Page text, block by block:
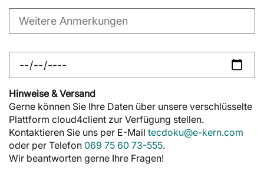
Hinweise & Versand
Gerne können Sie Ihre Daten über unsere verschlüsselte
Plattform cloud4client zur Verfügung stellen.
Kontaktieren Sie uns per E-Mail tecdoku@e-kern.com
oder per Telefon 069 75 60 73-555.
Wir beantworten gerne Ihre Fragen!